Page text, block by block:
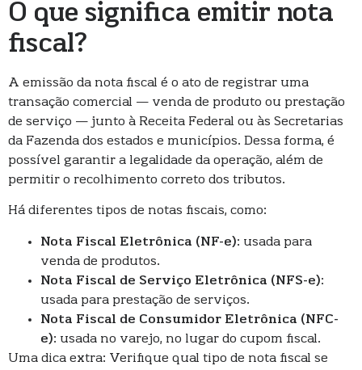
O que significa emitir nota
fiscal?
A emissão da nota fiscal é o ato de registrar uma
transação comercial — venda de produto ou prestação
de serviço — junto à Receita Federal ou às Secretarias
da Fazenda dos estados e municípios. Dessa forma, é
possível garantir a legalidade da operação, além de
permitir o recolhimento correto dos tributos.
Há diferentes tipos de notas fiscais, como:
Nota Fiscal Eletrônica (NF-e): usada para
venda de produtos.
Nota Fiscal de Serviço Eletrônica (NFS-e):
usada para prestação de serviços.
Nota Fiscal de Consumidor Eletrônica (NFC-
e): usada no varejo, no lugar do cupom fiscal.
Uma dica extra: Verifique qual tipo de nota fiscal se